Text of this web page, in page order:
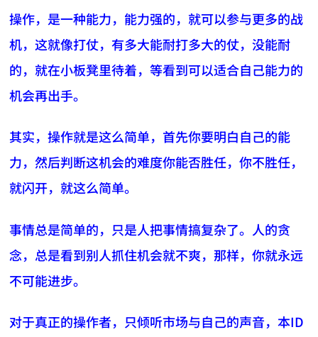
操作，是一种能力，能力强的，就可以参与更多的战
机，这就像打仗，有多大能耐打多大的仗，没能耐
的，就在小板凳里待着，等看到可以适合自己能力的
机会再出手。
其实，操作就是这么简单，首先你要明白自己的能
力，然后判断这机会的难度你能否胜任，你不胜任，
就闪开，就这么简单。
事情总是简单的，只是人把事情搞复杂了。人的贪
念，总是看到别人抓住机会就不爽，那样，你就永远
不可能进步。
对于真正的操作者，只倾听市场与自己的声音，本ID